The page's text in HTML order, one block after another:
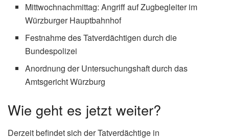
Mittwochnachmittag: Angriff auf Zugbegleiter im
Würzburger Hauptbahnhof
Festnahme des Tatverdächtigen durch die
Bundespolizei
Anordnung der Untersuchungshaft durch das
Amtsgericht Würzburg
Wie geht es jetzt weiter?
Derzeit befindet sich der Tatverdächtige in